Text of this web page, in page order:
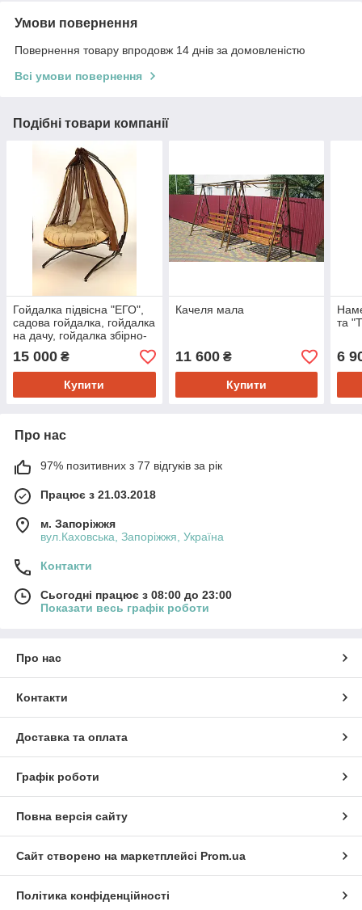
Умови повернення
Повернення товару впродовж 14 днів за домовленістю
Всі умови повернення
Подібні товари компанії
Гойдалка підвісна "ЕГО",
садова гойдалка, гойдалка
на дачу, гойдалка збірно-
підвісна
15 000 ₴
Купити
Качеля мала
11 600₴
Купити
та
6
Про нас
97% позитивних з 77 відгуків за рік
Працює з 21.03.2018
м. Запоріжжя
вул.Каховська, Запоріжжя, Україна
Контакти
Сьогодні працює з 08:00 до 23:00
Показати весь графік роботи
Про нас
Контакти
Доставка та оплата
Графік роботи
Повна версія сайту
Сайт створено на маркетплейсі Prom.ua
Політика конфіденційності